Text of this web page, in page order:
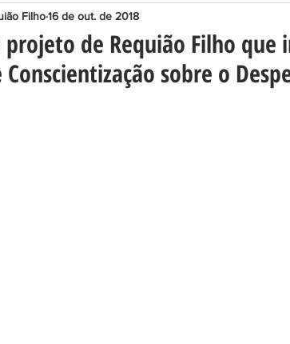
projeto de Requião Filho que
sobre o
Filho16 de out. de 2018